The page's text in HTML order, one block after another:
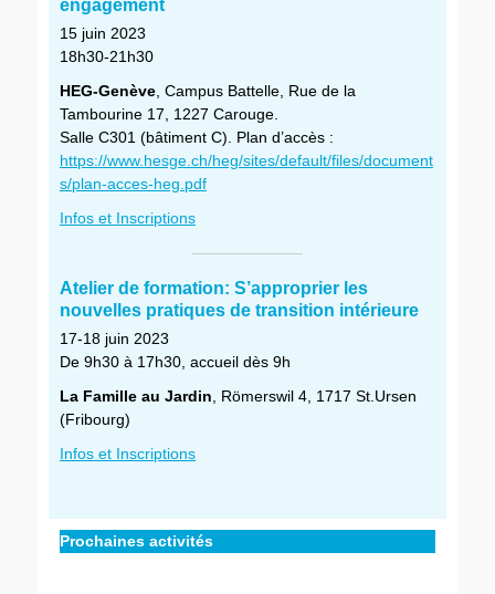
engagement
15 juin 2023
18h30-21h30
HEG-Genève , Campus Battelle, Rue de la
Tambourine 17, 1227 Carouge.
Salle C301 (bâtiment C). Plan d’accès :
https://www.hesge.ch/heg/sites/default/files/document
s/plan-acces-heg.pdf
Infos et Inscriptions
Atelier de formation: S’approprier les
nouvelles pratiques de transition intérieure
17-18 juin 2023
De 9h30 à 17h30, accueil dès 9h
La Famille au Jardin , Römerswil 4, 1717 St.Ursen
(Fribourg)
Infos et Inscriptions
Activités
Egger,
Prochaines activités